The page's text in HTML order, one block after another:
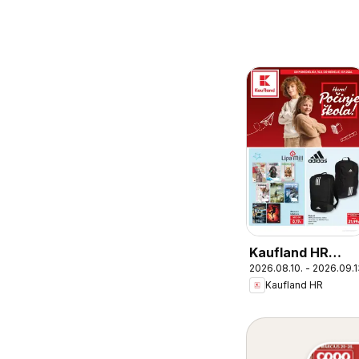
Kaufland HR
akciós újság
2026.08.10. -
Kaufland HR